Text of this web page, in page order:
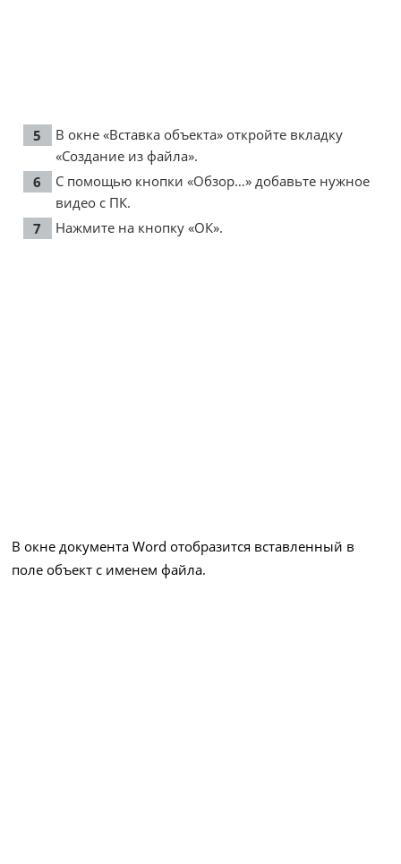
В окне «Вставка объекта» откройте вкладку
«Создание из файла».
С помощью кнопки «Обзор…» добавьте нужное
видео с ПК.
Нажмите на кнопку «ОК».
В окне документа Word отобразится вставленный в
поле объект с именем файла.